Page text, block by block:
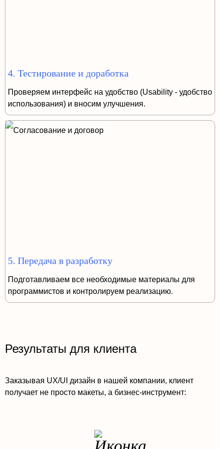
4. Тестирование и доработка
Проверяем интерфейс на удобство (Usability - удобство
использования) и вносим улучшения.
5. Передача в разработку
Подготавливаем все необходимые материалы для
программистов и контролируем реализацию.
Результаты для клиента
Заказывая UX/UI дизайн в нашей компании, клиент
получает не просто макеты, а бизнес-инструмент: